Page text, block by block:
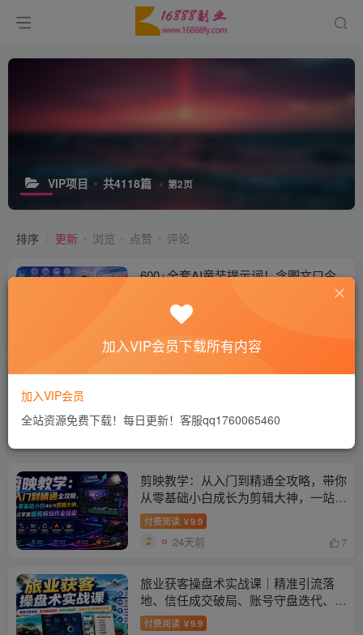
VIP项目 共4118篇 第2页
排序 更新 浏览 点赞 评论
600+全套AI童装提示词！含图文口令
Excel规整分类，童装电商、种草无脑
量产内容！
付费阅读 ￥9.9
24天前
AI做邵氏甜妹萌宠视频，30条视频暴涨
付费阅读 ￥9.9
剪映教学：从入门到精通全攻略，带你
从零基础小白成长为剪辑大神，一站式
掌握短视频创作全技能
付费阅读 ￥9.9
24天前 7
旅业获客操盘术实战课｜精准引流落
地、信任成交破局、账号守盘迭代、旅
游行业业绩突围全攻略
付费阅读 ￥9.9
加入VIP会员下载所有内容
加入VIP会员
全站资源免费下载！每日更新！客服qq1760065460